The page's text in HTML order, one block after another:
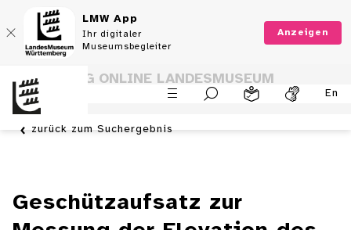
LMW App
Ihr digitaler
Museumsbegleiter
Anzeigen
En
SAMMLUNG ONLINE LANDESMUSEUM
WÜRTTEMBERG
zurück zum Suchergebnis
Geschützaufsatz zur